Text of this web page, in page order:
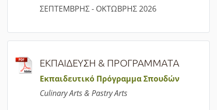
ΣΕΠΤΕΜΒΡΗΣ - ΟΚΤΩΒΡΗΣ 2026
ΕΚΠΑΙΔΕΥΣΗ & ΠΡΟΓΡΑΜΜΑΤΑ
Εκπαιδευτικό Πρόγραμμα Σπουδών
Culinary Arts & Pastry Arts